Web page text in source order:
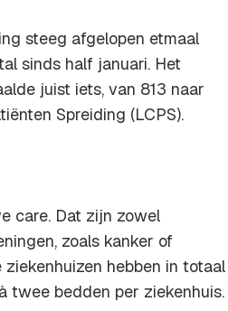
steeg afgelopen etmaal
sinds half januari. Het
juist iets, van 813 naar
Spreiding (LCPS).
care. Dat zijn zowel
zoals kanker of
hebben in totaal
twee bedden per ziekenhuis.